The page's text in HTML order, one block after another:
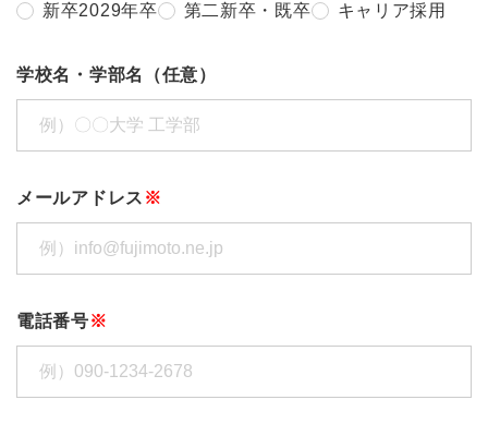
新卒2029年卒
第二新卒・既卒 キャリア採用
学校名・学部名（任意）
メールアドレス ※
電話番号※